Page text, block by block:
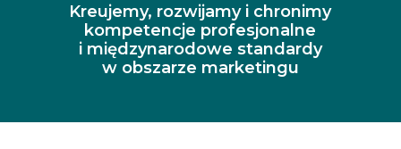
Kreujemy, rozwijamy i chronimy
kompetencje profesjonalne
i międzynarodowe standardy
w obszarze marketingu